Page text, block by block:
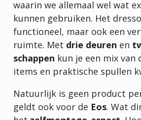
waarin we allemaal wel wat
kunnen gebruiken. Het
functioneel, maar ook een
ruimte. Met drie deuren en
schappen kun je een mix van
items en praktische spullen
Natuurlijk is geen product
geldt ook voor de Eos. Wat